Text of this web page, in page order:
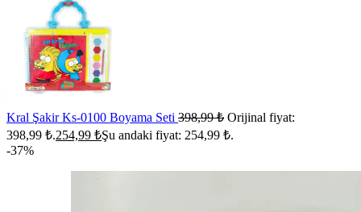
Kral Şakir Ks-0100 Boyama Seti 398,99₺ Orijinal fiyat:
398,99 ₺.254,99 ₺Şu andaki fiyat: 254,99 ₺.
-37%